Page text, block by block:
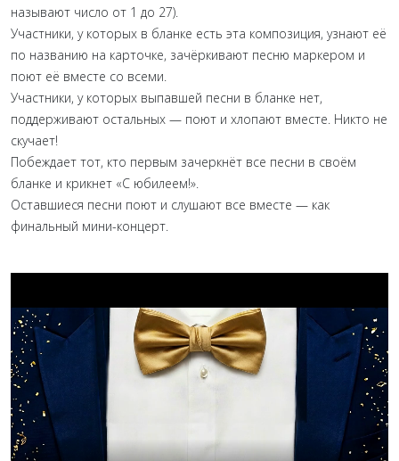
называют число от 1 до 27).
Участники, у которых в бланке есть эта композиция, узнают её
по названию на карточке, зачёркивают песню маркером и
поют её вместе со всеми.
Участники, у которых выпавшей песни в бланке нет,
поддерживают остальных — поют и хлопают вместе. Никто не
скучает!
Побеждает тот, кто первым зачеркнёт все песни в своём
бланке и крикнет «С юбилеем!».
Оставшиеся песни поют и слушают все вместе — как
финальный мини-концерт.